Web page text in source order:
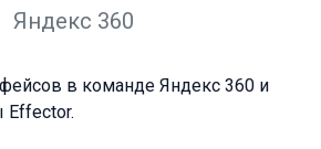
Яндекс 360
в команде Яндекс 360 и
Effector.